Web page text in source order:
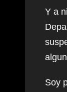
Y a
Soy